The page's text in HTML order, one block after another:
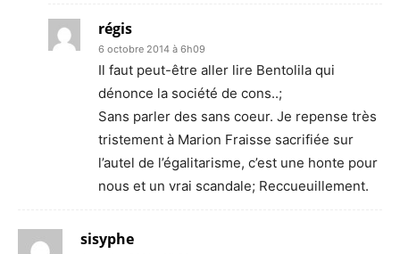
régis
6 octobre 2014 à 6h09
Il faut peut-être aller lire Bentolila qui
dénonce la société de cons..;
Sans parler des sans coeur. Je repense très
tristement à Marion Fraisse sacrifiée sur
l’autel de l’égalitarisme, c’est une honte pour
nous et un vrai scandale; Reccueuillement.
sisyphe